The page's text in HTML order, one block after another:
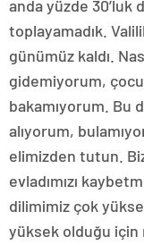
anda yüzde 30’luk
toplayamadık.
günümüz kaldı.
gidemiyorum,
bakamıyorum. Bu
alıyorum,
elimizden tutun.
evladımızı
dilimimiz çok
yüksek olduğu